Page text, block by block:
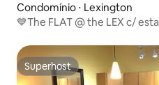
Condomínio ⋅ Lexington
💙The FLAT @ the LEX c/
Superhost
Superhost